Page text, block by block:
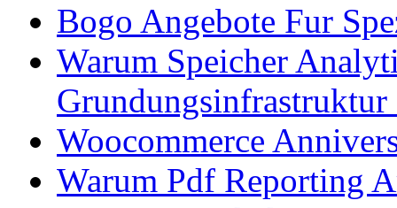
Bogo Angebote Fur
Warum Speicher
Grundungsinfrastruktur
Woocommerce
Warum Pdf Reporting